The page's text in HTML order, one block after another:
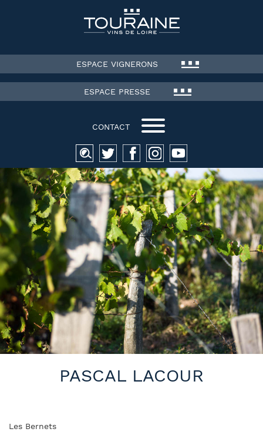
ESPACE VIGNERONS
ESPACE PRESSE
CONTACT
Recherche
pour :
PASCAL LACOUR
Les Bernets